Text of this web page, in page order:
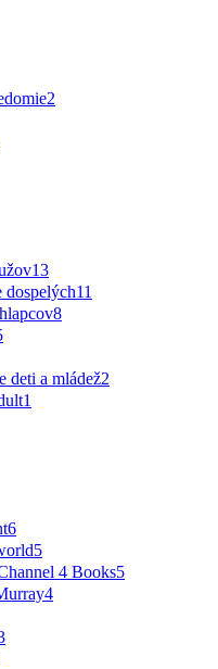
2
13
dospelých11
8
deti a mládež2
1
6
5
4 Books5
4